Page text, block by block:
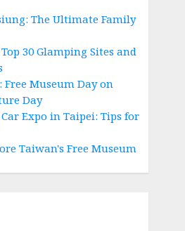
The Ultimate Family
30 Glamping Sites and
Museum Day on
Day
Expo in Taipei: Tips for
Taiwan's Free Museum